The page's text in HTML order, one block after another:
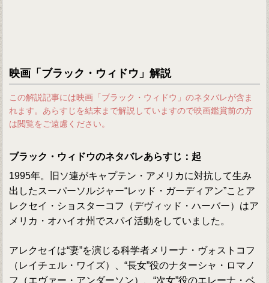
映画「ブラック・ウィドウ」解説
この解説記事には映画「ブラック・ウィドウ」のネタバレが含ま
れます。あらすじを結末まで解説していますので映画鑑賞前の方
は閲覧をご遠慮ください。
ブラック・ウィドウのネタバレあらすじ：起
1995年。旧ソ連がキャプテン・アメリカに対抗して生み
出したスーパーソルジャー“レッド・ガーディアン”ことア
レクセイ・ショスターコフ（デヴィッド・ハーバー）はア
メリカ・オハイオ州でスパイ活動をしていました。
アレクセイは“妻”を演じる科学者メリーナ・ヴォストコフ
（レイチェル・ワイズ）、“長女”役のナターシャ・ロマノ
フ（エヴァー・アンダーソン）、“次女”役のエレーナ・ベ